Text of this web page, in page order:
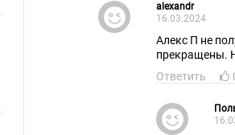
alexandr
16.03.2024
Алекс П не
прекращены.
Ответить